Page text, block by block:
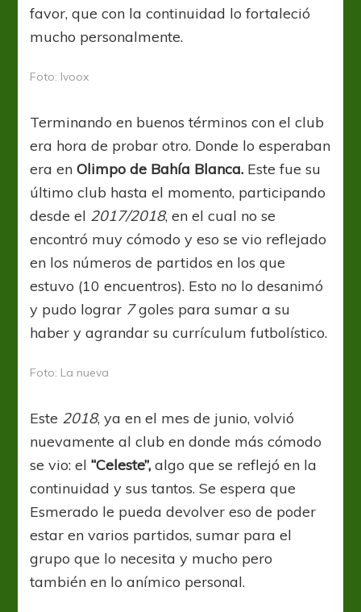
favor, que con la continuidad lo fortaleció
mucho personalmente.
Foto: Ivoox
Terminando en buenos términos con el club
era hora de probar otro. Donde lo esperaban
era enOlimpo de Bahía Blanca. Este fue su
último club hasta el momento, participando
desde el 2017/2018, en el cual no se
encontró muy cómodo y eso se vio reflejado
en los números de partidos en los que
estuvo (10 encuentros). Esto no lo desanimó
y pudo lograr 7goles para sumar a su
haber y agrandar su currículum futbolístico.
Foto: La nueva
Este 2018, ya en el mes de junio, volvió
nuevamente al club en donde más cómodo
se vio: el“Celeste”,algo que se reflejó en la
continuidad y sus tantos. Se espera que
Esmerado le pueda devolver eso de poder
estar en varios partidos, sumar para el
grupo que lo necesita y mucho pero
también en lo anímico personal.